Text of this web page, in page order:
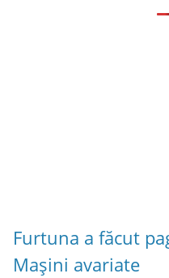
Furtuna a făcut
Mașini avariate